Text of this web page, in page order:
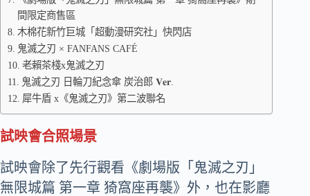
間限定商售區
木棉花新竹巨城「超動漫研究社」快閃店
鬼滅之刃 × FANFANS CAFÉ
老賴茶棧x鬼滅之刃
鬼滅之刃 日輪刀紀念傘 炭治郎 𝐕𝐞𝐫.
犀牛盾 x《鬼滅之刃》第二波聯名
試映會合照場景
試映會除了先行觀看《劇場版「鬼滅之刃」
無限城篇 第一章 猗窩座再襲》外，也在影廳